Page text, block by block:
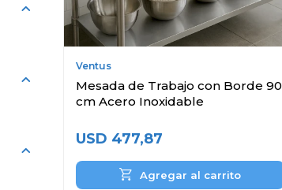
Ventus
Mesada de Trabajo con Borde 90
cm Acero Inoxidable
USD 477,87